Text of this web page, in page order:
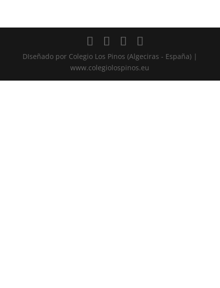
DIseñado por Colegio Los Pinos (Algeciras - España) |
www.colegiolospinos.eu